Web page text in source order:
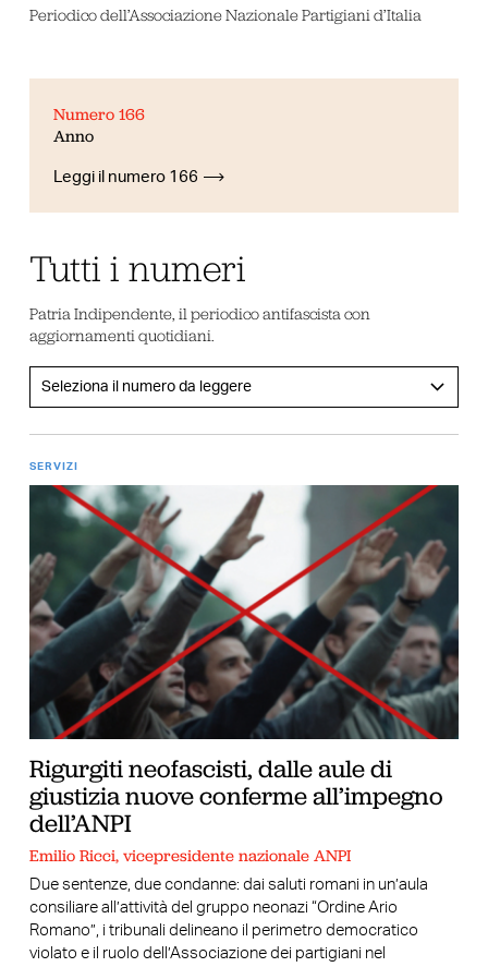
Periodico dell’Associazione Nazionale Partigiani d’Italia
Numero 166
Anno
Leggi il numero 166
Tutti i numeri
Patria Indipendente, il periodico antifascista con
aggiornamenti quotidiani.
SERVIZI
Rigurgiti neofascisti, dalle aule di
giustizia nuove conferme all’impegno
dell’ANPI
Emilio Ricci, vicepresidente nazionale ANPI
Due sentenze, due condanne: dai saluti romani in un’aula
consiliare all’attività del gruppo neonazi “Ordine Ario
Romano”, i tribunali delineano il perimetro democratico
violato e il ruolo dell’Associazione dei partigiani nel